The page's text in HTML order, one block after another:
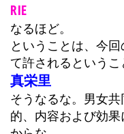
RIE
なるほど。
ということは、今
て許されるというこ
真栄里
そうなるな。男女
的、内容および効